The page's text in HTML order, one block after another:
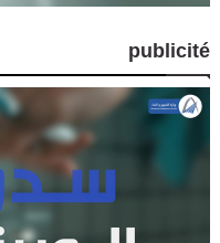
publicité